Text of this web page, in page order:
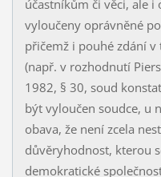
účastníkům či věci, ale
vyloučeny oprávněné
přičemž i pouhé zdání
(např. v rozhodnutí
1982, § 30, soud
být vyloučen soudce, u
obava, že není zcela
důvěryhodnost, kterou
demokratické